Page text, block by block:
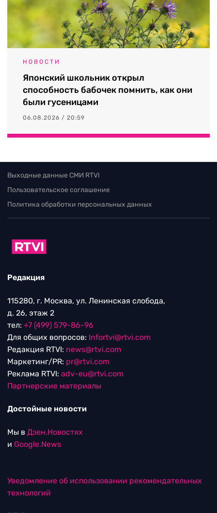
НОВОСТИ
Японский школьник открыл
способность бабочек помнить, как они
были гусеницами
06.08.2026 / 20:59
Выходные данные СМИ RTVI
Пользовательское соглашение
Политика обработки персональных данных
Редакция
115280, г. Москва, ул. Ленинская слобода,
д. 26, этаж 2
тел: +7 (499) 579-86-96
Для общих вопросов: Infortvi@rtvi.com
Редакция RTVI: news@rtvi.com
Маркетинг/PR: pr@rtvi.com
Реклама RTVI: adv-eu@rtvi.com
Партнерские материалы
Достойные новости
Мы в Дзен.Новостях
и Google.News
Уведомление об использовании рекомендательных
технологий